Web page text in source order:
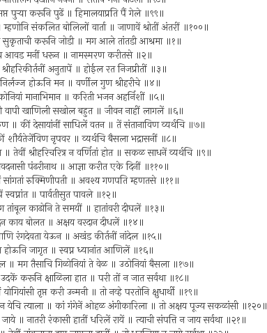
पुर्‍या करूनि पुढें ॥ हिमालयाप्रति पैं गेले ॥९९॥
म्हणोनि संकलित बोलिलों वार्ता ॥ जाणावें श्रोतीं अंतरीं ॥१००॥
सुकृताची करूनि जोडी ॥ मग आले तांतडी आश्रमा ॥१॥
आवड मनीं धरून ॥ नामस्मरण करीतसे ॥२॥
अनुतापें ॥ होईल रत निजप्रीतीं ॥३॥
होऊनि मन ॥ वर्णील गुण श्रीहरीचे ॥४॥
मानाभिमान ॥ करिती भजन अहर्निशीं ॥५॥
वापी खाणिली सखोल बहुत ॥ जीवन नाहीं लागलें ॥६॥
कीं देसायांनीं साधिलें वतन ॥ तें संतानाविण व्यर्थचि ॥७॥
शौर्यतेजेंविण नृपवर ॥ व्यर्थचि बैसला भद्रासनीं ॥८॥
तेवीं श्रीहरिचरित्र न वर्णितां होत ॥ सकळ साधनें व्यर्थचि ॥९॥
पंढरीनाथ ॥ आज्ञा करीत एके दिनीं ॥११०॥
सांगतां रुक्मिणीपती ॥ अवश्य गणपति म्हणतसे ॥११॥
स्वप्नांत ॥ पार्वतीसुत पावले ॥१२॥
काढोनि ते समयीं ॥ हातांवरी दीघलें ॥१३॥
काय बोलत ॥ अक्षय वरदान दीधलें ॥१४॥
रंगदेवता येऊन ॥ अखंड कीर्तनीं नांदेल ॥१५॥
होऊनि जागृत ॥ स्वप्न ध्यानांत आणिलें ॥१६॥
॥ मग तैसाचि गिळोनियां ते वेळ ॥ उठोनियां बैसला ॥१७॥
करूनि क्षाळिला हात ॥ परी तों न जात सर्वथा ॥१८॥
तृप्त करी उन्मनी ॥ तो नव्हे परतोनि क्षुधार्थी ॥१९॥
न येचि त्याला ॥ कां गंगेनें ओहळ अंगीकारिला ॥ तो अक्षय पूज्य सकळांसी ॥१२०॥
॥ नातरी रंकासी हातीं धरिलें रायें ॥ त्याची संपत्ति न जाय सर्वथा ॥२१॥